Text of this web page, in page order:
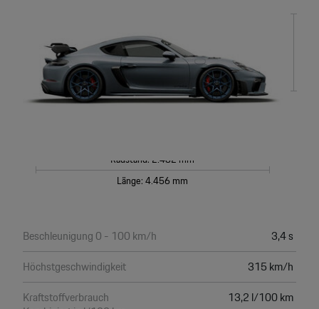
Radstand: 2.482 mm
Länge: 4.456 mm
Beschleunigung 0 - 100 km/h
3,4 s
Höchstgeschwindigkeit
315 km/h
Kraftstoffverbrauch
13,2 l/100 km